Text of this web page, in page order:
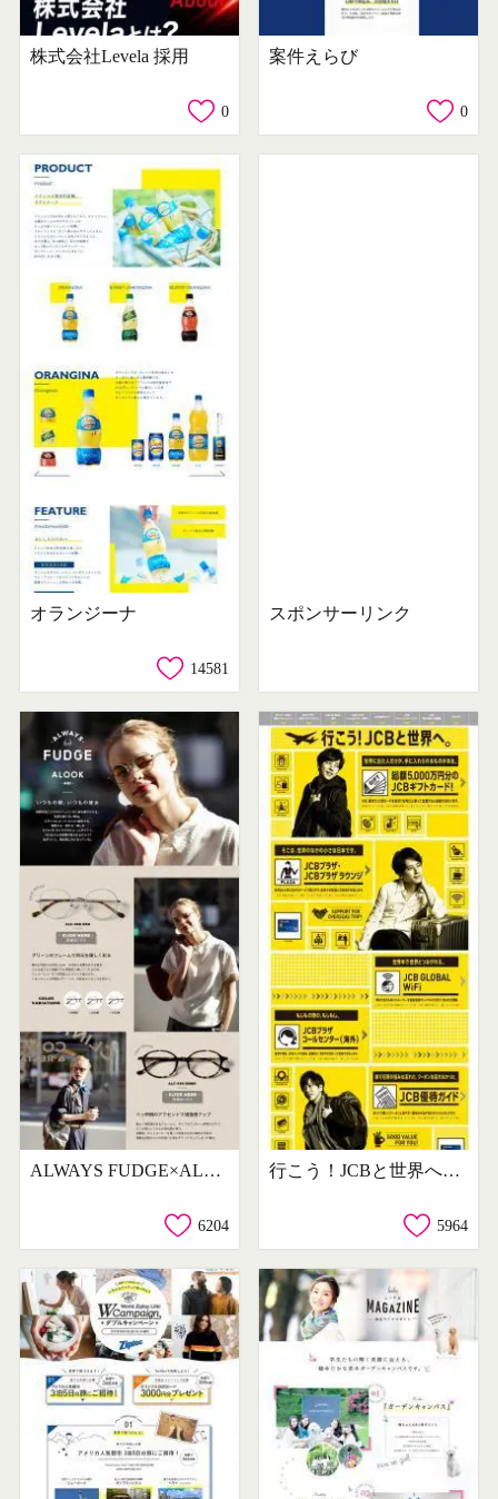
株式会社Levela 採用
0
案件えらび
0
オランジーナ
14581
スポンサーリンク
ALWAYS FUDGE×ALOOK #01
6204
行こう！JCBと世界へ。キャンペーン
5964